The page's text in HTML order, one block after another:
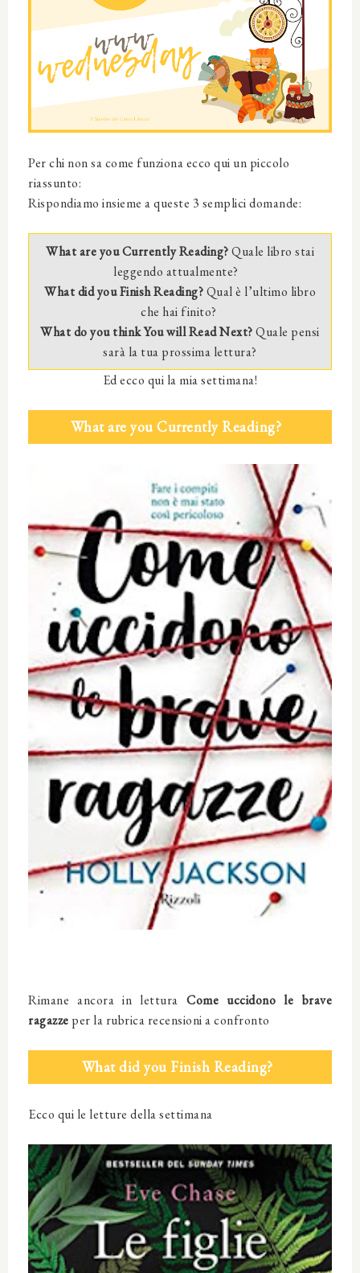
Per chi non sa come funziona ecco qui un piccolo
riassunto:
Rispondiamo insieme a queste 3 semplici domande:
What are you Currently Reading?Quale libro stai
leggendo attualmente?
What did you Finish Reading?Qual è l’ultimo libro
che hai finito?
What do you think You will Read Next?Quale pensi
sarà la tua prossima lettura?
Ed ecco qui la mia settimana!
What are you Currently Reading?
Rimane ancora in letturaCome uccidono le brave
ragazze per la rubrica recensioni a confronto
What did you Finish Reading?
Ecco qui le letture della settimana